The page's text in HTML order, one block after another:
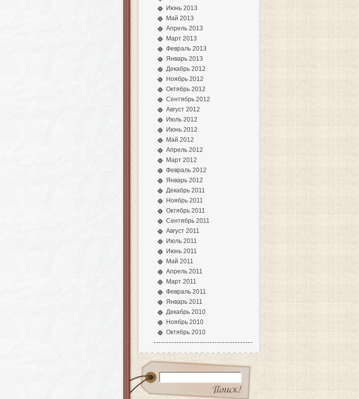
Июнь 2013
Май 2013
Апрель 2013
Март 2013
Февраль 2013
Январь 2013
Декабрь 2012
Ноябрь 2012
Октябрь 2012
Сентябрь 2012
Август 2012
Июль 2012
Июнь 2012
Май 2012
Апрель 2012
Март 2012
Февраль 2012
Январь 2012
Декабрь 2011
Ноябрь 2011
Октябрь 2011
Сентябрь 2011
Август 2011
Июль 2011
Июнь 2011
Май 2011
Апрель 2011
Март 2011
Февраль 2011
Январь 2011
Декабрь 2010
Ноябрь 2010
Октябрь 2010